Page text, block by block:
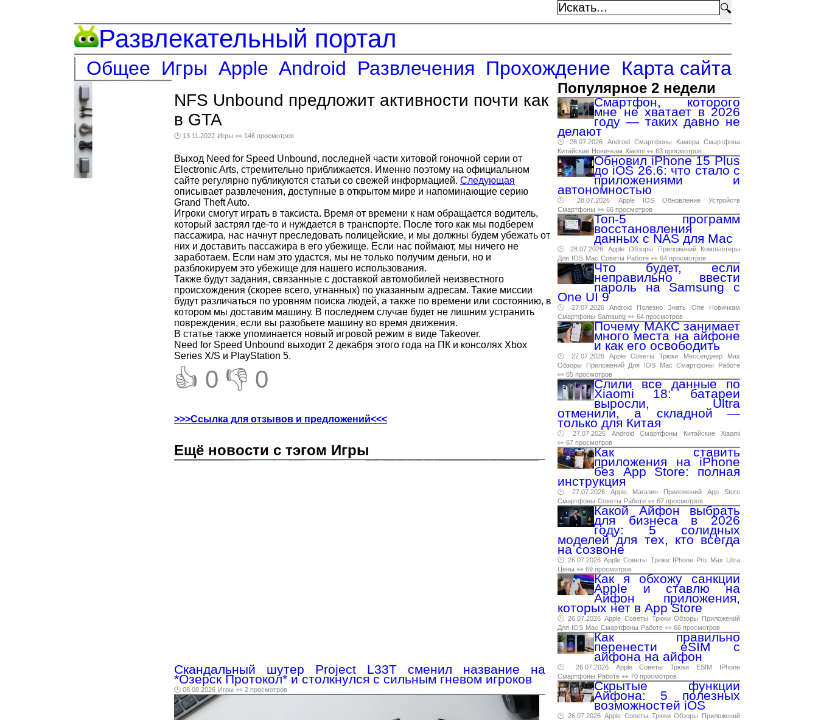
🔍
Развлекательный портал
Общее Игры Apple Android Развлечения Прохождение Карта сайта
NFS Unbound предложит активности почти как
в GTA
🕑 13.11.2022 Игры 👀 146 просмотров
Выход Need for Speed Unbound, последней части хитовой гоночной серии от
Electronic Arts, стремительно приближается. Именно поэтому на официальном
сайте регулярно публикуются статьи со свежей информацией. Следующая
описывает развлечения, доступные в открытом мире и напоминающие серию
Grand Theft Auto.
Игроки смогут играть в таксиста. Время от времени к нам обращается водитель,
который застрял где-то и нуждается в транспорте. После того как мы подберем
пассажира, нас начнут преследовать полицейские, и мы должны будем убежать от
них и доставить пассажира в его убежище. Если нас поймают, мы ничего не
заработаем. Если нам это удастся, мы не только получим деньги, но и
разблокируем это убежище для нашего использования.
Также будут задания, связанные с доставкой автомобилей неизвестного
происхождения (скорее всего, угнанных) по указанным адресам. Такие миссии
будут различаться по уровням поиска людей, а также по времени или состоянию, в
котором мы доставим машину. В последнем случае будет не лишним устранить
повреждения, если вы разобьете машину во время движения.
В статье также упоминается новый игровой режим в виде Takeover.
Need for Speed Unbound выходит 2 декабря этого года на ПК и консолях Xbox
Series X/S и PlayStation 5.
👍 0 👎 0
>>>Ссылка для отзывов и предложений<<<
Ещё новости с тэгом Игры
Скандальный шутер Project L33T сменил название на
*Озерск Протокол* и столкнулся с сильным гневом игроков
🕑 08.08.2026 Игры 👀 2 просмотров
Популярное 2 недели
Смартфон, которого
мне не хватает в 2026
году — таких давно не
делают
🕑 28.07.2026 Android Смартфоны Камера Смартфона
Китайские Новичкам Xiaomi 👀 63 просмотров
Обновил iPhone 15 Plus
до iOS 26.6: что стало с
приложениями и
автономностью
🕑 28.07.2026 Apple IOS Обновление
Устройств
Смартфоны 👀 66 просмотров
Топ-5 программ
восстановления
данных с NAS для Mac
🕑 28.07.2026 Apple Обзоры Приложений
Компьютеры
Для IOS Mac Советы Работе 👀 64 просмотров
Что будет, если
неправильно ввести
пароль на Samsung с
One UI 9
🕑 27.07.2026 Android Полезно Знать One
Новичкам
Смартфоны Samsung 👀 64 просмотров
Почему МАКС занимает
много места на айфоне
и как его освободить
🕑 27.07.2026 Apple Советы Трюки Мессенджер
Max
Обзоры
Приложений Для IOS Mac Смартфоны
Работе
👀 65 просмотров
Слили все данные по
Xiaomi 18: батареи
выросли, Ultra
отменили, а складной —
только для Китая
🕑 27.07.2026 Android Смартфоны Китайские
Xiaomi
👀 67 просмотров
Как ставить
приложения на iPhone
без App Store: полная
инструкция
🕑 27.07.2026 Apple Магазин Приложений App
Store
Смартфоны Советы Работе 👀 67 просмотров
Какой Айфон выбрать
для бизнеса в 2026
году: 5 солидных
моделей для тех, кто всегда
на созвоне
🕑 26.07.2026 Apple Советы Трюки IPhone Pro Max Ultra
Цены 👀 69 просмотров
Как я обхожу санкции
Apple и ставлю на
Айфон приложения,
которых нет в App Store
🕑 26.07.2026 Apple Советы Трюки Обзоры
Приложений
Для IOS Mac Смартфоны Работе 👀 66 просмотров
Как правильно
перенести eSIM с
айфона на айфон
🕑 26.07.2026 Apple Советы Трюки ESIM
IPhone
Смартфоны Работе 👀 70 просмотров
Скрытые функции
Айфона: 5 полезных
возможностей iOS
🕑 26.07.2026 Apple Советы Трюки Обзоры
Приложений